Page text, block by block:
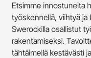
Etsimme innostuneita
työskennellä, viihtyä
Swerockilla osallistut
rakentamiseksi.
tähtäimellä kestävästi